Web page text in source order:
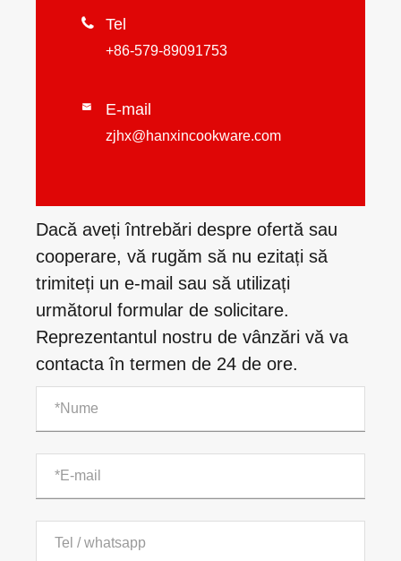
 Tel
+86-579-89091753
 E-mail
zjhx@hanxincookware.com
Dacă aveți întrebări despre ofertă sau
cooperare, vă rugăm să nu ezitați să
trimiteți un e-mail sau să utilizați
următorul formular de solicitare.
Reprezentantul nostru de vânzări vă va
contacta în termen de 24 de ore.